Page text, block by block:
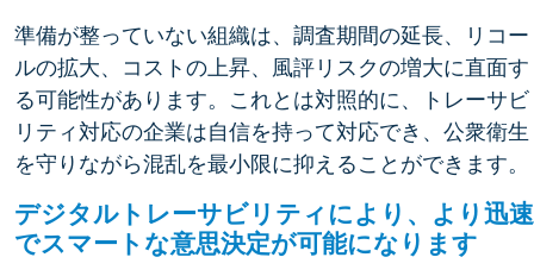
準備が整っていない組織は、調査期間の延長、リコー
ルの拡大、コストの上昇、風評リスクの増大に直面す
る可能性があります。これとは対照的に、トレーサビ
リティ対応の企業は自信を持って対応でき、公衆衛生
を守りながら混乱を最小限に抑えることができます。
デジタルトレーサビリティにより、より迅速
でスマートな意思決定が可能になります